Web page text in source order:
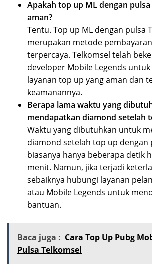
Apakah top up ML dengan
aman?
Tentu. Top up ML dengan pulsa
merupakan metode
terpercaya. Telkomsel telah
developer Mobile Legends
layanan top up yang aman dan
keamanannya.
Berapa lama waktu yang
mendapatkan diamond setelah
Waktu yang dibutuhkan untuk
diamond setelah top up dengan
biasanya hanya beberapa detik
menit. Namun, jika terjadi
sebaiknya hubungi layanan
atau Mobile Legends untuk
bantuan.
Baca juga : Cara Top Up Pubg
Pulsa Telkomsel